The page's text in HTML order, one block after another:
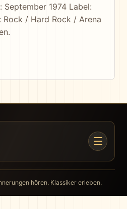
1974 Label:
Rock / Hard Rock / Arena
hören. Klassiker erleben.